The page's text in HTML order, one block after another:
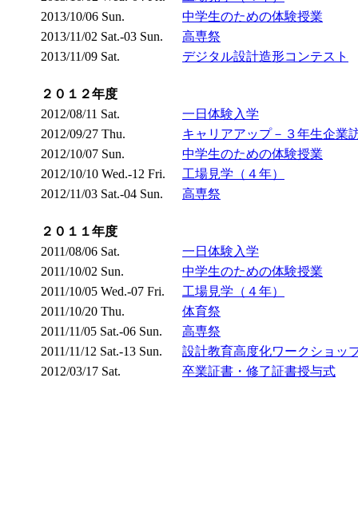
2013/10/06 Sun.
中学生のための体験授業
2013/11/02 Sat.-03 Sun.
高専祭
2013/11/09 Sat.
デジタル設計造形コンテスト
２０１２年度
2012/08/11 Sat.
一日体験入学
2012/09/27 Thu.
キャリアアップ－３年生企業
2012/10/07 Sun.
中学生のための体験授業
2012/10/10 Wed.-12 Fri.
工場見学（４年）
2012/11/03 Sat.-04 Sun.
高専祭
２０１１年度
2011/08/06 Sat.
一日体験入学
2011/10/02 Sun.
中学生のための体験授業
2011/10/05 Wed.-07 Fri.
工場見学（４年）
2011/10/20 Thu.
体育祭
2011/11/05 Sat.-06 Sun.
高専祭
2011/11/12 Sat.-13 Sun.
設計教育高度化ワークショッ
2012/03/17 Sat.
卒業証書・修了証書授与式